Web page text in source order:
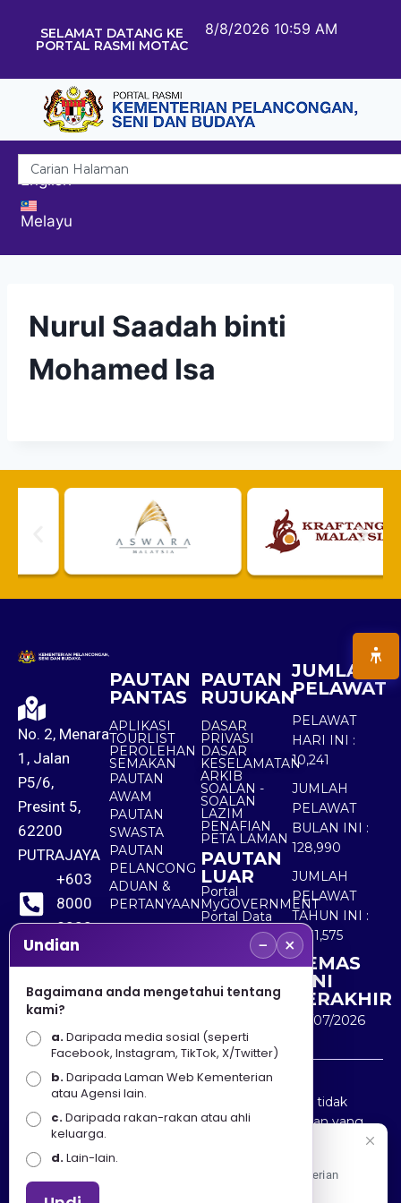
SELAMAT DATANG KE
PORTAL RASMI MOTAC
8/8/2026 10:59 AM
English
Melayu
Nurul Saadah binti
Mohamed Isa
No. 2, Menara
1, Jalan
P5/6,
Presint 5,
62200
PUTRAJAYA
+603
8000
8000
+603
8891
7100
PAUTAN
PANTAS
APLIKASI
TOURLIST
PEROLEHAN
SEMAKAN
PAUTAN
AWAM
PAUTAN
SWASTA
PAUTAN
PELANCONG
ADUAN &
PERTANYAAN
PAUTAN
RUJUKAN
DASAR
PRIVASI
DASAR
KESELAMATAN
ARKIB
SOALAN -
SOALAN
LAZIM
PENAFIAN
PETA LAMAN
PAUTAN
LUAR
Portal
MyGOVERNMENT
Portal Data
Terbuka
Sektor Awam
JUMLAH
PELAWAT
PELAWAT
HARI INI :
10,241
JUMLAH
PELAWAT
BULAN INI :
128,990
JUMLAH
PELAWAT
TAHUN INI :
5,531,575
KEMAS
KINI
TERAKHIR
30/07/2026
Penafian : Kerajaan Malaysia dan Kementerian
Pelancongan Seni dan Budaya (MOTAC) adalah tidak
bertanggungjawab atas kehilangan atau kerugian yang
disebabkan oleh penggunaan mana-mana maklumat
yang diperolehi dari portal ini.
Undian − ×
Bagaimana anda mengetahui tentang
kami?
a.Daripada media sosial (seperti
Facebook, Instagram, TikTok, X/Twitter)
b.Daripada Laman Web Kementerian
atau Agensi lain.
c.Daripada rakan-rakan atau ahli
keluarga.
d.Lain-lain.
Apa Khabar! Selamat datang ke Portal Rasmi Kementerian
Pelancongan, Seni dan Budaya